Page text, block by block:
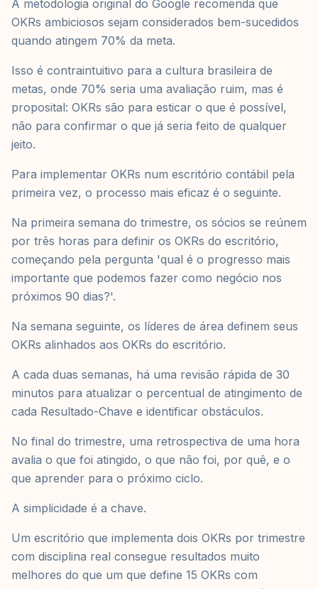
A metodologia original do Google recomenda que
OKRs ambiciosos sejam considerados bem-sucedidos
quando atingem 70% da meta.
Isso é contraintuitivo para a cultura brasileira de
metas, onde 70% seria uma avaliação ruim, mas é
proposital: OKRs são para esticar o que é possível,
não para confirmar o que já seria feito de qualquer
jeito.
Para implementar OKRs num escritório contábil pela
primeira vez, o processo mais eficaz é o seguinte.
Na primeira semana do trimestre, os sócios se reúnem
por três horas para definir os OKRs do escritório,
começando pela pergunta 'qual é o progresso mais
importante que podemos fazer como negócio nos
próximos 90 dias?'.
Na semana seguinte, os líderes de área definem seus
OKRs alinhados aos OKRs do escritório.
A cada duas semanas, há uma revisão rápida de 30
minutos para atualizar o percentual de atingimento de
cada Resultado-Chave e identificar obstáculos.
No final do trimestre, uma retrospectiva de uma hora
avalia o que foi atingido, o que não foi, por quê, e o
que aprender para o próximo ciclo.
A simplicidade é a chave.
Um escritório que implementa dois OKRs por trimestre
com disciplina real consegue resultados muito
melhores do que um que define 15 OKRs com